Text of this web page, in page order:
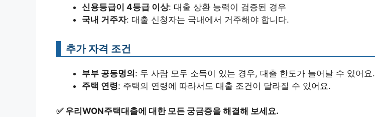
신용등급이 4등급 이상: 대출 상환 능력이 검증된 경우
국내 거주자: 대출 신청자는 국내에서 거주해야 합니다.
추가 자격 조건
부부 공동명의: 두 사람 모두 소득이 있는 경우, 대출 한도가 늘어날 수 있어요.
주택 연령: 주택의 연령에 따라서도 대출 조건이 달라질 수 있어요.
✅ 우리WON주택대출에 대한 모든 궁금증을 해결해 보세요.